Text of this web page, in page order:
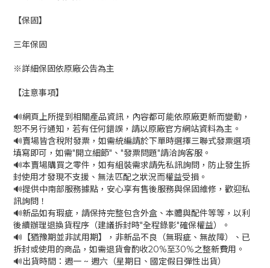
【保固】
三年保固
※詳細保固依原廠公告為主
【注意事項】
🔊網頁上所提到相關產品資訊，內容都可能依原廠更新而變動，
恕不另行通知，若有任何錯誤，請以原廠官方網站資料為主。
🔊賣場皆含稅附發票，如需統編請於下單時選擇三聯式發票選項
填寫即可，如需"開立細節"、"發票問題"請洽詢客服。
🔊本賣場購買之零件，如有組裝需求請先私訊詢問，防止發生拆
封使用才發現不支援、無法匹配之狀況而權益受損。
🔊提供中南部服務據點，安心享有售後服務與保固維修，歡迎私
訊詢問！
🔊新品如有瑕疵，請保持完整包含外盒、本體與配件等等，以利
後續辦理退換貨程序（建議拆封時"全程錄影"確保權益）。
🔊【猶豫期並非試用期】，非新品不良（無瑕疵、無故障）、已
拆封或使用的商品，如需退貨會酌收20%至30%之整新費用。
🔊出貨時間：週一 ~ 週六（星期日、國定假日彈性出貨）